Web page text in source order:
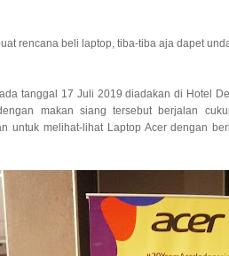
rencana beli laptop, tiba-tiba aja dapet
tanggal 17 Juli 2019 diadakan di Hotel
makan siang tersebut berjalan
untuk melihat-lihat Laptop Acer dengan